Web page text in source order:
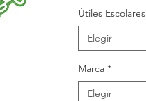
Útiles Escolares
Elegir
Marca *
Elegir